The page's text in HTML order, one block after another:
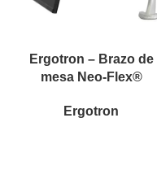
Ergotron – Brazo de
mesa Neo-Flex®
Ergotron